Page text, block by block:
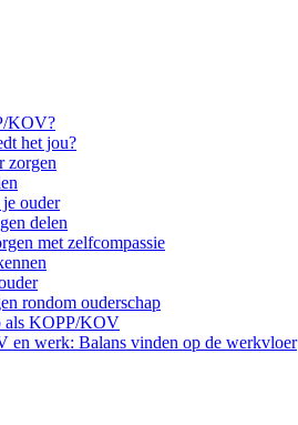
KOV?
het jou?
zorgen
ouder
delen
met zelfcompassie
rondom ouderschap
als KOPP/KOV
en werk: Balans vinden op de werkvloer